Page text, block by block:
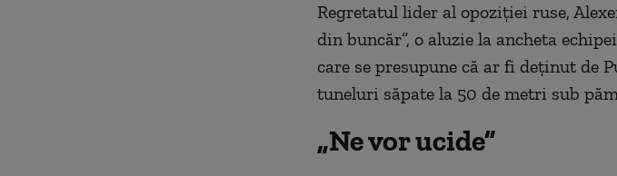
Regretatul lider al opoziției ruse,
din buncăr”, o aluzie la ancheta
care se presupune că ar fi deținut de
tuneluri săpate la 50 de metri sub
„Ne vor ucide”